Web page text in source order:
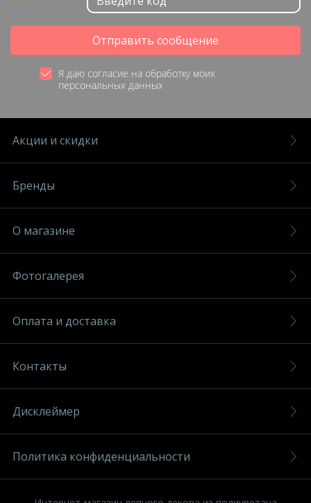
Отправить сообщение
Я даю согласие на обработку моих
персональных данных
Акции и скидки
Бренды
О магазине
Фотогалерея
Оплата и доставка
Контакты
Дисклеймер
Политика конфиденциальности